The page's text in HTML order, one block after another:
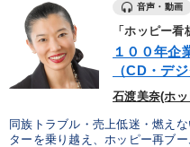
音声・動画
「ホッピー
１００年企
（CD・デ
石渡美奈(ホ
同族トラブル・売上低迷・燃え
ターを乗り越え、ホッピー再ブ